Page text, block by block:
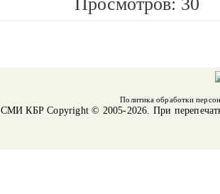
Просмотров: 30
Политика обработки
СМИ КБРCopyright © 2005-2026. При